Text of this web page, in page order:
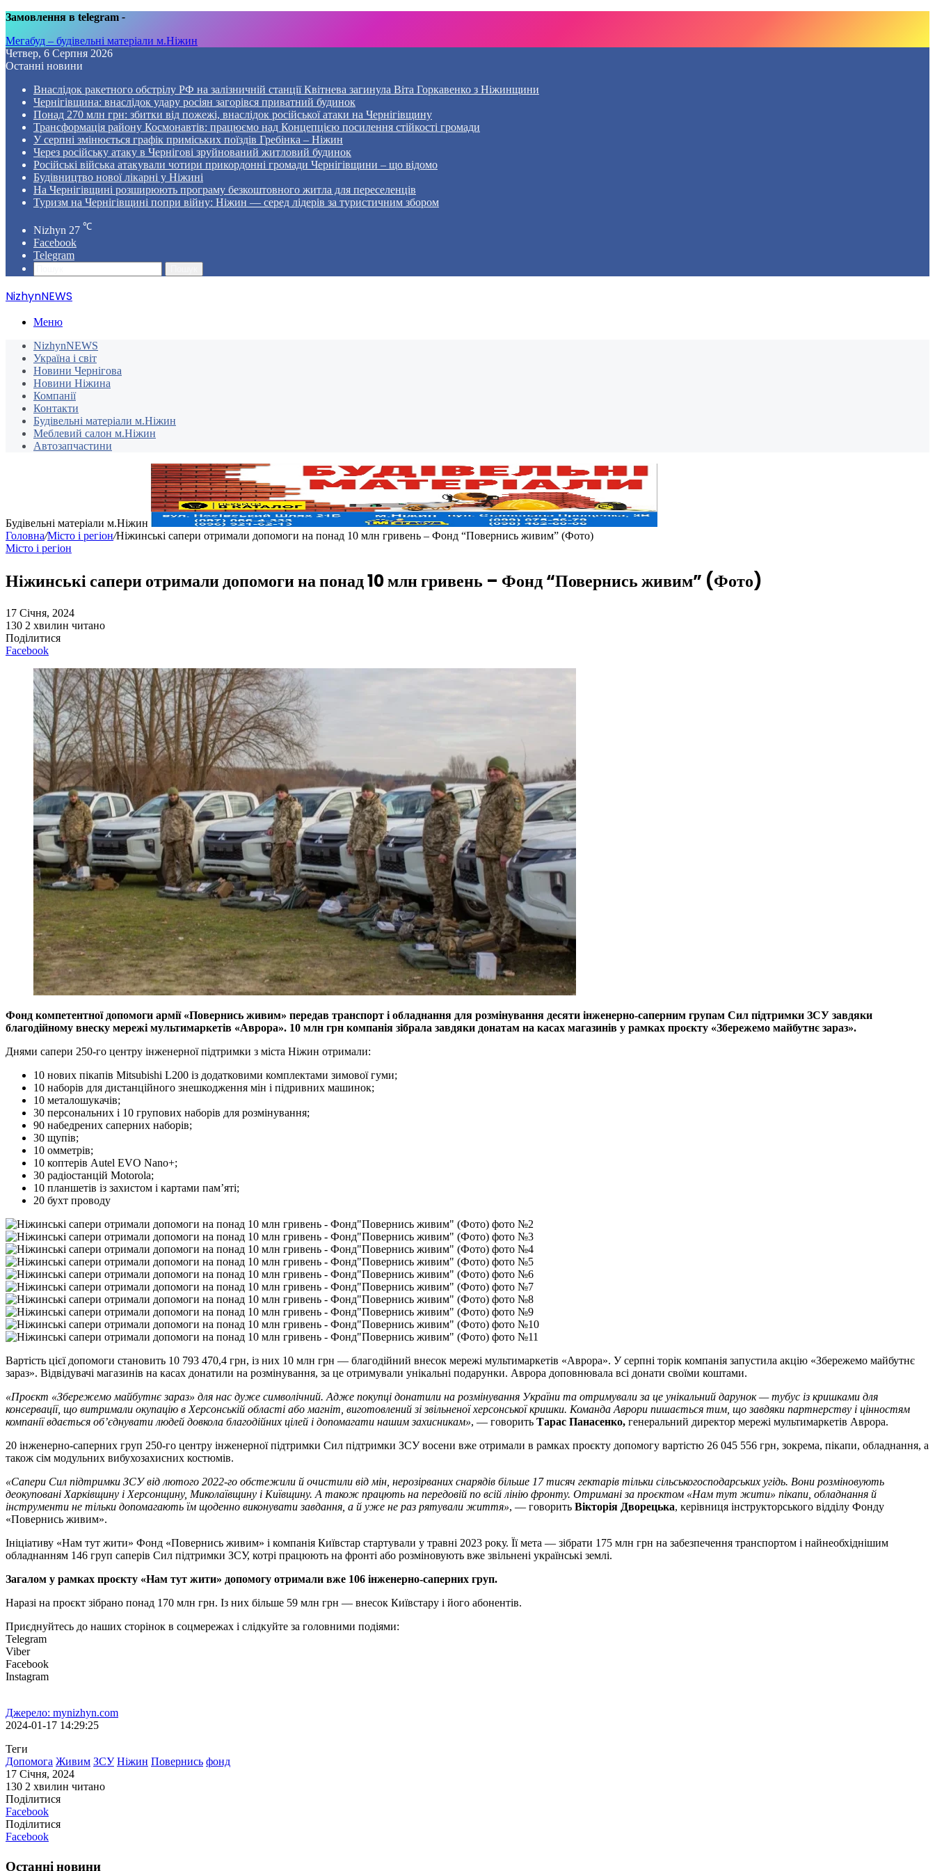
Замовлення в telegram -
Мегабуд – будівельні матеріали м.Ніжин
Четвер, 6 Серпня 2026
Останні новини
Внаслідок ракетного обстрілу РФ на залізничній станції Квітнева загинула Віта Горкавенко з Ніжинщини
Чернігівщина: внаслідок удару росіян загорівся приватний будинок
Понад 270 млн грн: збитки від пожежі, внаслідок російської атаки на Чернігівщину
Трансформація району Космонавтів: працюємо над Концепцією посилення стійкості громади
У серпні змінюється графік приміських поїздів Гребінка – Ніжин
Через російську атаку в Чернігові зруйнований житловий будинок
Російські війська атакували чотири прикордонні громади Чернігівщини – що відомо
Будівництво нової лікарні у Ніжині
На Чернігівщині розширюють програму безкоштовного житла для переселенців
Туризм на Чернігівщині попри війну: Ніжин — серед лідерів за туристичним збором
Nizhyn 27 ℃
Facebook
Telegram
NizhynNEWS
Меню
NizhynNEWS
Україна і світ
Новини Чернігова
Новини Ніжина
Компанії
Контакти
Будівельні матеріали м.Ніжин
Меблевий салон м.Ніжин
Автозапчастини
Будівельні матеріали м.Ніжин
Головна/Місто і регіон/Ніжинські сапери отримали допомоги на понад 10 млн гривень – Фонд “Повернись живим” (Фото)
Місто і регіон
Ніжинські сапери отримали допомоги на понад 10 млн гривень – Фонд “Повернись живим” (Фото)
17 Січня, 2024
130 2 хвилин читано
Поділитися
Facebook
Фонд компетентної допомоги армії «Повернись живим» передав транспорт і обладнання для розмінування десяти інженерно-саперним групам Сил підтримки ЗСУ завдяки
благодійному внеску мережі мультимаркетів «Аврора». 10 млн грн компанія зібрала завдяки донатам на касах магазинів у рамках проєкту «Збережемо майбутнє зараз».
Днями сапери 250-го центру інженерної підтримки з міста Ніжин отримали:
10 нових пікапів Mitsubishi L200 із додатковими комплектами зимової гуми;
10 наборів для дистанційного знешкодження мін і підривних машинок;
10 металошукачів;
30 персональних і 10 групових наборів для розмінування;
90 набедрених саперних наборів;
30 щупів;
10 омметрів;
10 коптерів Autel EVO Nano+;
30 радіостанцій Motorola;
10 планшетів із захистом і картами пам’яті;
20 бухт проводу
Вартість цієї допомоги становить 10 793 470,4 грн, із них 10 млн грн — благодійний внесок мережі мультимаркетів «Аврора». У серпні торік компанія запустила акцію «Збережемо майбутнє
зараз». Відвідувачі магазинів на касах донатили на розмінування, за це отримували унікальні подарунки. Аврора доповнювала всі донати своїми коштами.
«Проєкт «Збережемо майбутнє зараз» для нас дуже символічний. Адже покупці донатили на розмінування України та отримували за це унікальний дарунок — тубус із кришками для
консервації, що витримали окупацію в Херсонській області або магніт, виготовлений зі звільненої херсонської кришки. Команда Аврори пишається тим, що завдяки партнерству і цінностям
компанії вдається об’єднувати людей довкола благодійних цілей і допомагати нашим захисникам», — говорить Тарас Панасенко, генеральний директор мережі мультимаркетів Аврора.
20 інженерно-саперних груп 250-го центру інженерної підтримки Сил підтримки ЗСУ восени вже отримали в рамках проєкту допомогу вартістю 26 045 556 грн, зокрема, пікапи, обладнання, а
також сім модульних вибухозахисних костюмів.
«Сапери Сил підтримки ЗСУ від лютого 2022-го обстежили й очистили від мін, нерозірваних снарядів більше 17 тисяч гектарів тільки сільськогосподарських угідь. Вони розміновують
деокуповані Харківщину і Херсонщину, Миколаївщину і Київщину. А також працють на передовій по всій лінію фронту. Отримані за проєктом «Нам тут жити» пікапи, обладнання й
інструменти не тільки допомагають їм щоденно виконувати завдання, а й уже не раз рятували життя», — говорить Вікторія Дворецька, керівниця інструкторського відділу Фонду
«Повернись живим».
Ініціативу «Нам тут жити» Фонд «Повернись живим» і компанія Київстар стартували у травні 2023 року. Її мета — зібрати 175 млн грн на забезпечення транспортом і найнеобхіднішим
обладнанням 146 груп саперів Сил підтримки ЗСУ, котрі працюють на фронті або розміновують вже звільнені українські землі.
Загалом у рамках проєкту «Нам тут жити» допомогу отримали вже 106 інженерно-саперних груп.
Наразі на проєкт зібрано понад 170 млн грн. Із них більше 59 млн грн — внесок Київстару і його абонентів.
Приєднуйтесь до наших сторінок в соцмережах і слідкуйте за головними подіями:
Telegram
Viber
Facebook
Instagram
Джерело: mynizhyn.com
2024-01-17 14:29:25
Теги
Допомога Живим ЗСУ Ніжин Повернись фонд
17 Січня, 2024
130 2 хвилин читано
Поділитися
Facebook
Поділитися
Facebook
Останні новини